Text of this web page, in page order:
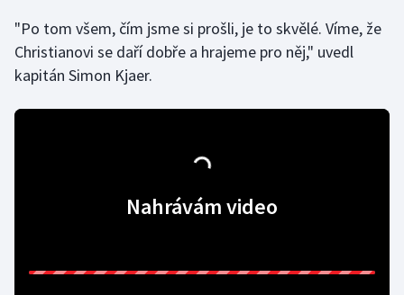
Lyže a snowboard
Plavání
"Po tom všem, čím jsme si prošli, je to skvělé. Víme, že
Christianovi se daří dobře a hrajeme pro něj," uvedl
kapitán Simon Kjaer.
Nahrávám video